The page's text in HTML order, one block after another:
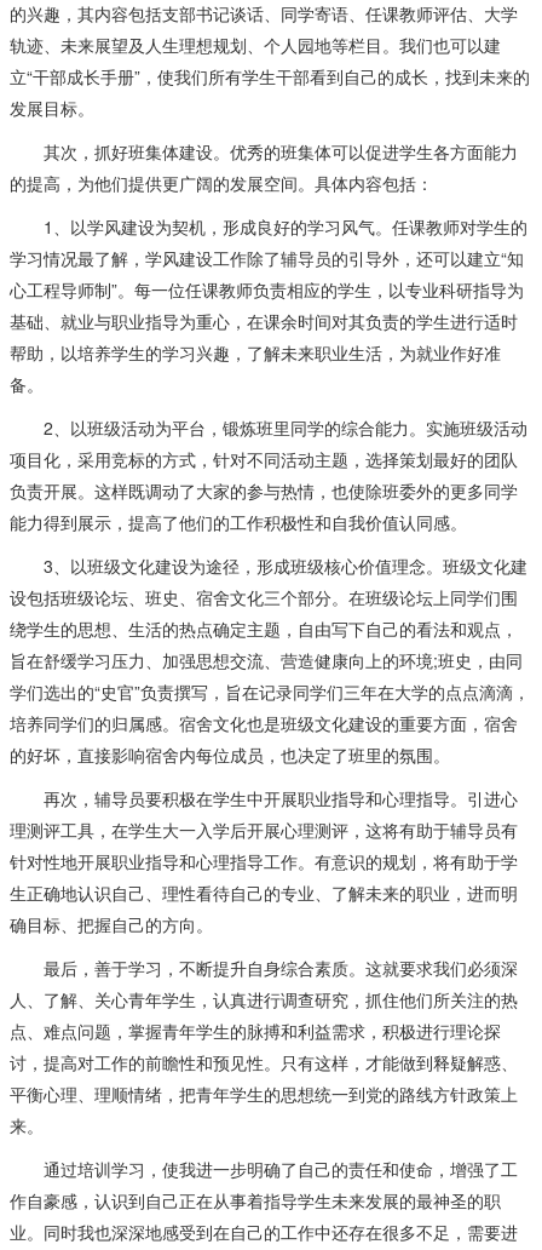
的兴趣，其内容包括支部书记谈话、同学寄语、任课教师评估、大学
轨迹、未来展望及人生理想规划、个人园地等栏目。我们也可以建
立“干部成长手册”，使我们所有学生干部看到自己的成长，找到未来的
发展目标。
其次，抓好班集体建设。优秀的班集体可以促进学生各方面能力
的提高，为他们提供更广阔的发展空间。具体内容包括：
1、以学风建设为契机，形成良好的学习风气。任课教师对学生的
学习情况最了解，学风建设工作除了辅导员的引导外，还可以建立“知
心工程导师制”。每一位任课教师负责相应的学生，以专业科研指导为
基础、就业与职业指导为重心，在课余时间对其负责的学生进行适时
帮助，以培养学生的学习兴趣，了解未来职业生活，为就业作好准
备。
2、以班级活动为平台，锻炼班里同学的综合能力。实施班级活动
项目化，采用竞标的方式，针对不同活动主题，选择策划最好的团队
负责开展。这样既调动了大家的参与热情，也使除班委外的更多同学
能力得到展示，提高了他们的工作积极性和自我价值认同感。
3、以班级文化建设为途径，形成班级核心价值理念。班级文化建
设包括班级论坛、班史、宿舍文化三个部分。在班级论坛上同学们围
绕学生的思想、生活的热点确定主题，自由写下自己的看法和观点，
旨在舒缓学习压力、加强思想交流、营造健康向上的环境;班史，由同
学们选出的“史官”负责撰写，旨在记录同学们三年在大学的点点滴滴，
培养同学们的归属感。宿舍文化也是班级文化建设的重要方面，宿舍
的好坏，直接影响宿舍内每位成员，也决定了班里的氛围。
再次，辅导员要积极在学生中开展职业指导和心理指导。引进心
理测评工具，在学生大一入学后开展心理测评，这将有助于辅导员有
针对性地开展职业指导和心理指导工作。有意识的规划，将有助于学
生正确地认识自己、理性看待自己的专业、了解未来的职业，进而明
确目标、把握自己的方向。
最后，善于学习，不断提升自身综合素质。这就要求我们必须深
人、了解、关心青年学生，认真进行调查研究，抓住他们所关注的热
点、难点问题，掌握青年学生的脉搏和利益需求，积极进行理论探
讨，提高对工作的前瞻性和预见性。只有这样，才能做到释疑解惑、
平衡心理、理顺情绪，把青年学生的思想统一到党的路线方针政策上
来。
通过培训学习，使我进一步明确了自己的责任和使命，增强了工
作自豪感，认识到自己正在从事着指导学生未来发展的最神圣的职
业。同时我也深深地感受到在自己的工作中还存在很多不足，需要进